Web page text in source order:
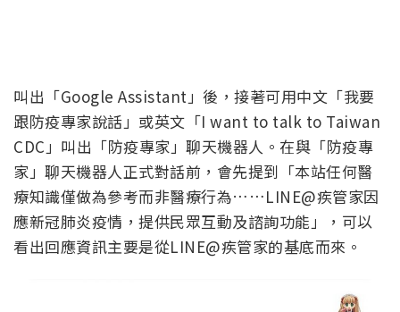
叫出「Google Assistant」後，接著可用中文「我要
跟防疫專家說話」或英文「I want to talk to Taiwan
CDC」叫出「防疫專家」聊天機器人。在與「防疫專
家」聊天機器人正式對話前，會先提到「本站任何醫
療知識僅做為參考而非醫療行為……LINE@疾管家因
應新冠肺炎疫情，提供民眾互動及諮詢功能」，可以
看出回應資訊主要是從LINE@疾管家的基底而來。